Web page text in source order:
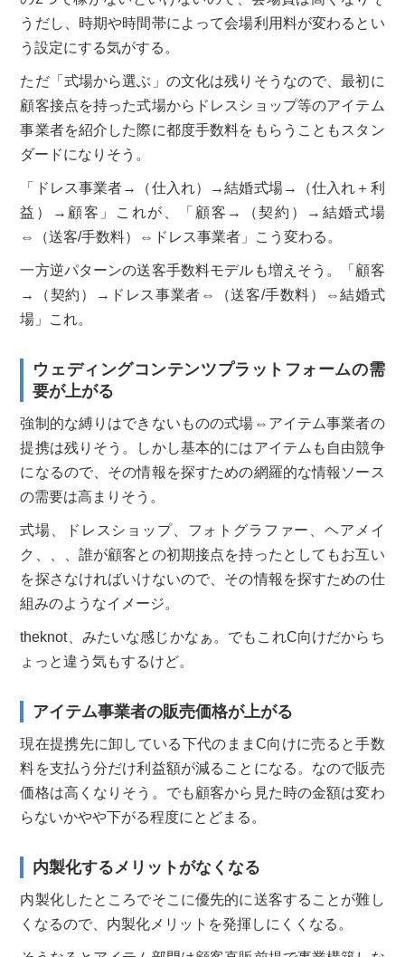
うだし、時期や時間帯によって会場利用料が変わるとい
う設定にする気がする。
ただ「式場から選ぶ」の文化は残りそうなので、最初に
顧客接点を持った式場からドレスショップ等のアイテム
事業者を紹介した際に都度手数料をもらうこともスタン
ダードになりそう。
「ドレス事業者→（仕入れ）→結婚式場→（仕入れ＋利
益）→顧客」これが、「顧客→（契約）→結婚式場
⇔（送客/手数料）⇔ドレス事業者」こう変わる。
一方逆パターンの送客手数料モデルも増えそう。「顧客
→（契約）→ドレス事業者⇔（送客/手数料）⇔結婚式
場」これ。
ウェディングコンテンツプラットフォームの需
要が上がる
強制的な縛りはできないものの式場⇔アイテム事業者の
提携は残りそう。しかし基本的にはアイテムも自由競争
になるので、その情報を探すための網羅的な情報ソース
の需要は高まりそう。
式場、ドレスショップ、フォトグラファー、ヘアメイ
ク、、、誰が顧客との初期接点を持ったとしてもお互い
を探さなければいけないので、その情報を探すための仕
組みのようなイメージ。
theknot、みたいな感じかなぁ。でもこれC向けだからち
ょっと違う気もするけど。
アイテム事業者の販売価格が上がる
現在提携先に卸している下代のままC向けに売ると手数
料を支払う分だけ利益額が減ることになる。なので販売
価格は高くなりそう。でも顧客から見た時の金額は変わ
らないかやや下がる程度にとどまる。
内製化するメリットがなくなる
内製化したところでそこに優先的に送客することが難し
くなるので、内製化メリットを発揮しにくくなる。